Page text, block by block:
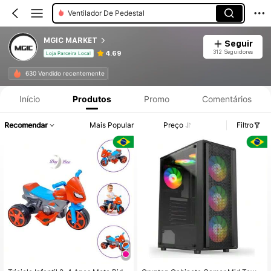
Ventilador De Pedestal
MGIC MARKET
Loja Parceira Local 4.69
Seguir
312 Seguidores
630 Vendido recentemente
Início Produtos Promo Comentários
Recomendar Mais Popular Preço Filtro